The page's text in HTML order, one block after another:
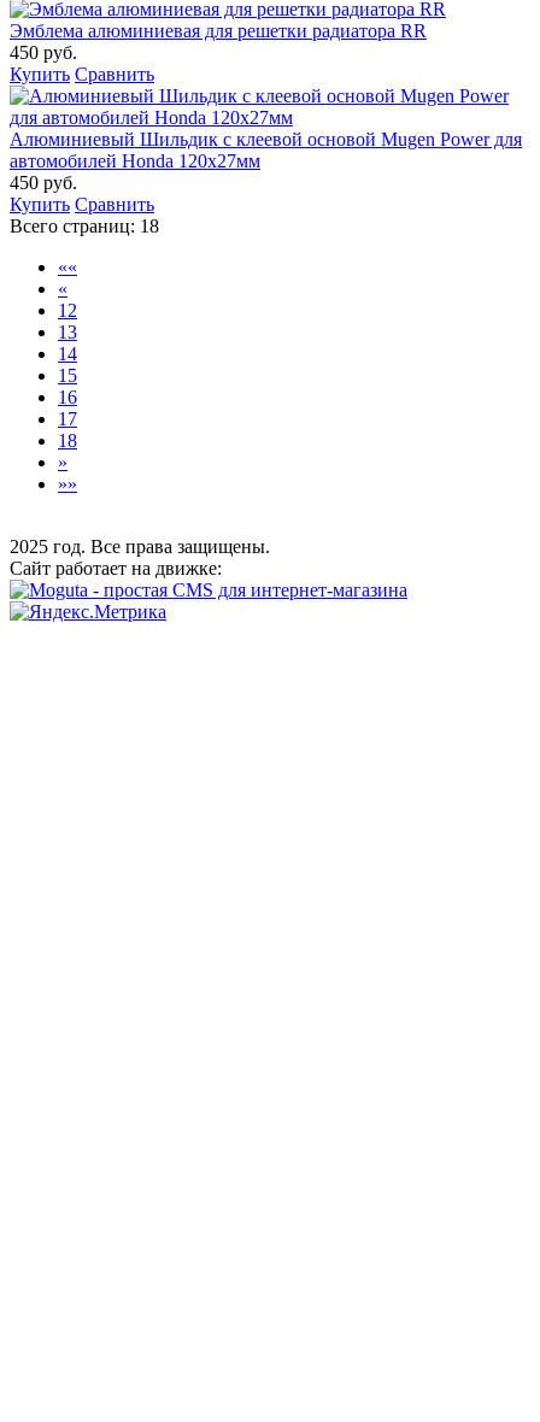
Эмблема алюминиевая для решетки радиатора RR
450 руб.
Купить Сравнить
Алюминиевый Шильдик с клеевой основой Mugen Power для
автомобилей Honda 120х27мм
450 руб.
Купить Сравнить
Всего страниц: 18
««
«
12
13
14
15
16
17
18
»
»»
2025 год. Все права защищены.
Сайт работает на движке: